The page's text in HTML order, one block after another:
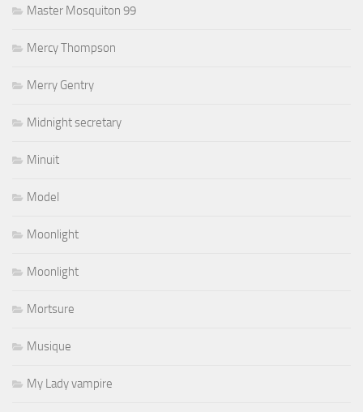
Master Mosquiton 99
Mercy Thompson
Merry Gentry
Midnight secretary
Minuit
Model
Moonlight
Moonlight
Mortsure
Musique
My Lady vampire